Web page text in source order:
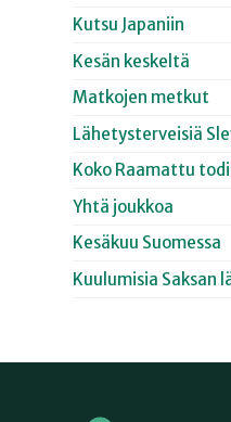
Kutsu Japaniin
Kesän keskeltä
Matkojen metkut
Lähetysterveisiä
Koko Raamattu
Yhtä joukkoa
Kesäkuu Suomessa
Kuulumisia Saksan